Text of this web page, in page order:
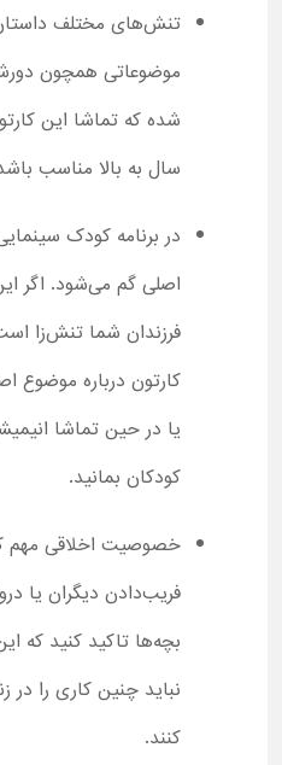
تنش‌های مختلف
موضوعاتی همچون
سال به بالا مناسب
اصلی گم می‌شود. اگر
فرزندان شما تنش‌زا
کارتون درباره موضوع
یا در حین تماشا
کودکان بمانید.
خصوصیت اخلاقی مهم
فریب‌دادن دیگران یا
بچه‌ها تاکید کنید که
نباید چنین کاری را در
کنند.